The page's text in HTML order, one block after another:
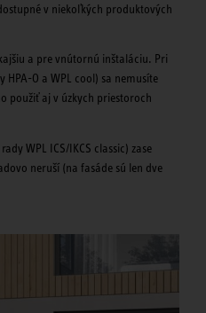
v niekoľkých produktových
a pre vnútornú inštaláciu. Pri
O a WPL cool) sa nemusíte
použiť aj v úzkych priestoroch
WPL ICS/IKCS classic) zase
neruší (na fasáde sú len dve